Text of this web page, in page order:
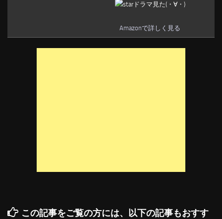
ドラマ見た(・∀・)
Amazonで詳しく見る
この記事をご覧の方には、以下の記事もおすす